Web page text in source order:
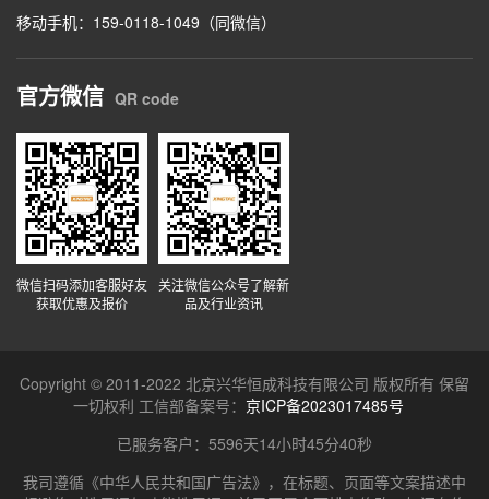
移动手机：159-0118-1049（同微信）
官方微信 QR code
微信扫码添加客服好友
获取优惠及报价
关注微信公众号了解新
品及行业资讯
Copyright © 2011-2022 北京兴华恒成科技有限公司 版权所有 保留
一切权利 工信部备案号： 京ICP备2023017485号
已服务客户： 5596天14小时45分40秒
我司遵循《中华人民共和国广告法》，在标题、页面等文案描述中